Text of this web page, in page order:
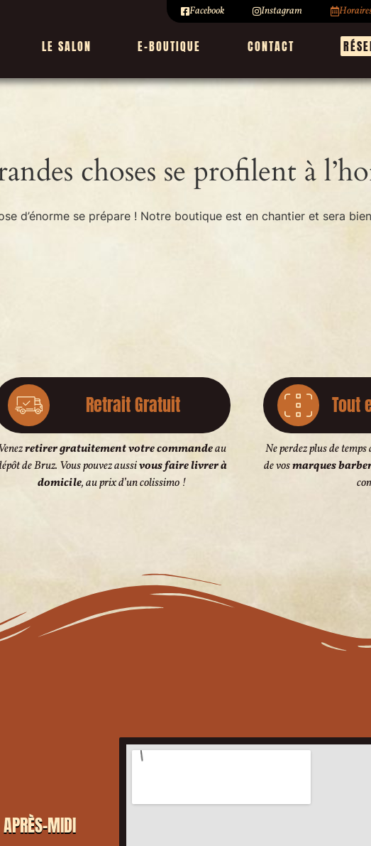
Facebook Instagram
LE SALON E-BOUTIQUE CONTACT
choses se profilent à
d’énorme se prépare ! Notre boutique est en chantier et sera
Retrait Gratuit
retirer gratuitement votre commandeau
de Bruz. Vous pouvez aussivous faire livrer à
domicile, au prix d’un colissimo !
Tout
Ne perdez plus de
de vosmarques
APRÈS-MIDI